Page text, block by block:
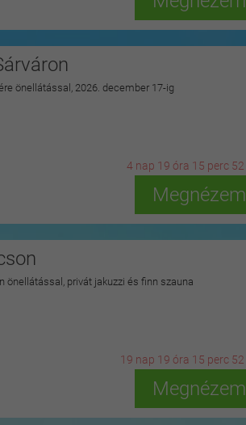
önellátással, 2026. december 17-ig
4 nap 19 óra 15 perc 51
Megnézem
önellátással, privát jakuzzi és finn szauna
19 nap 19 óra 15 perc 51
Megnézem